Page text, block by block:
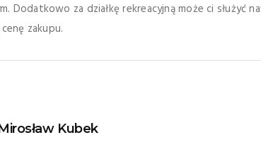
Dodatkowo za działkę rekreacyjną może ci służyć
zakupu.
Kubek